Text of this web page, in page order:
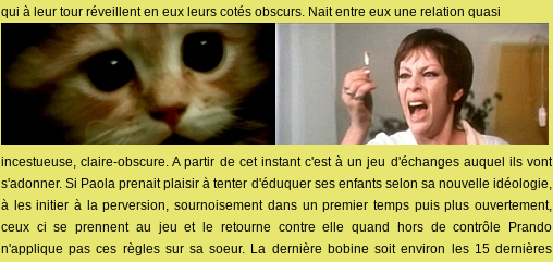
qui à leur tour réveillent en eux leurs cotés obscurs. Nait entre eux une relation quasi
incestueuse, claire-obscure. A partir de cet instant c'est à un jeu d'échanges auquel ils vont
s'adonner. Si Paola prenait plaisir à tenter d'éduquer ses enfants selon sa nouvelle idéologie,
à les initier à la perversion, sournoisement dans un premier temps puis plus ouvertement,
ceux ci se prennent au jeu et le retourne contre elle quand hors de contrôle Prando
n'applique pas ces règles sur sa soeur. La dernière bobine soit environ les 15 dernières